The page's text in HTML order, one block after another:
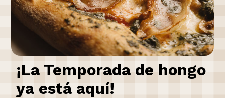
¡La Temporada de hongo
ya está aquí!